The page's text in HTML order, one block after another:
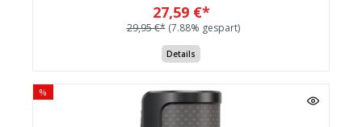
27,59 €*
29,95 €* (7.88% gespart)
Details
%